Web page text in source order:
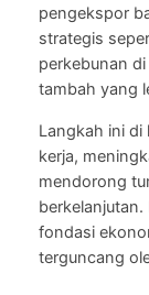
pengekspor
strategis
perkebunan
tambah yang
Langkah ini di
kerja,
mendorong
fondasi
terguncang